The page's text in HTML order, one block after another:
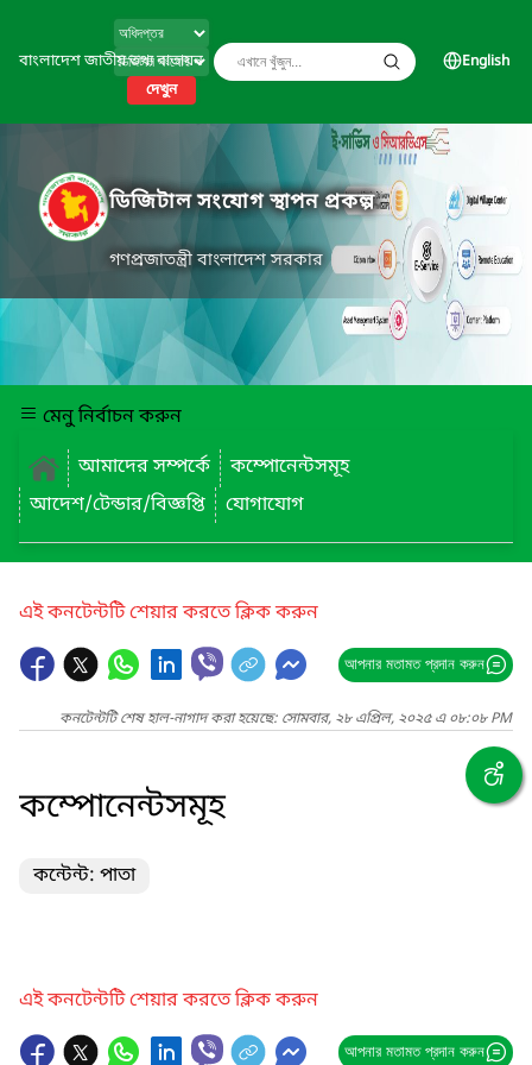
বাংলাদেশ জাতীয় তথ্য বাতায়ন
দেখুন
English
ডিজিটাল সংযোগ স্থাপন প্রকল্প
গণপ্রজাতন্ত্রী বাংলাদেশ সরকার
মেনু নির্বাচন করুন
আমাদের সম্পর্কে
কম্পোনেন্টসমূহ
আদেশ/টেন্ডার/বিজ্ঞপ্তি
যোগাযোগ
এই কনটেন্টটি শেয়ার করতে ক্লিক করুন
আপনার মতামত প্রদান করুন
কনটেন্টটি শেষ হাল-নাগাদ করা হয়েছে: সোমবার, ২৮ এপ্রিল, ২০২৫ এ ০৮:০৮ PM
কম্পোনেন্টসমূহ
কন্টেন্ট: পাতা
এই কনটেন্টটি শেয়ার করতে ক্লিক করুন
আপনার মতামত প্রদান করুন